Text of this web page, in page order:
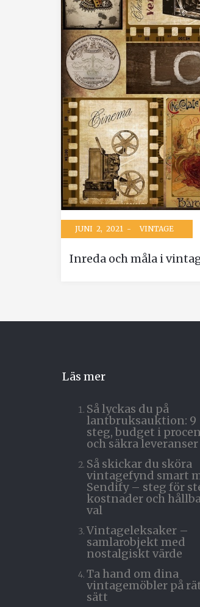
JUNI 2, 2021 - VINTAGE
Inreda och måla i
Läs mer
Så lyckas du på
lantbruksauktion: 9
steg, budget i
och säkra leveranser
Så skickar du sköra
vintagefynd smart
Sendify – steg för
kostnader och
val
Vintageleksaker –
samlarobjekt med
nostalgiskt värde
Ta hand om dina
vintagemöbler på
sätt